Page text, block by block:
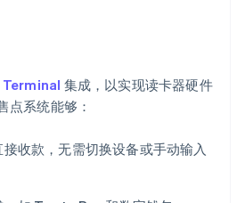
集成，以实现读卡器硬件
点系统能够：
收款，无需切换设备或手动输入